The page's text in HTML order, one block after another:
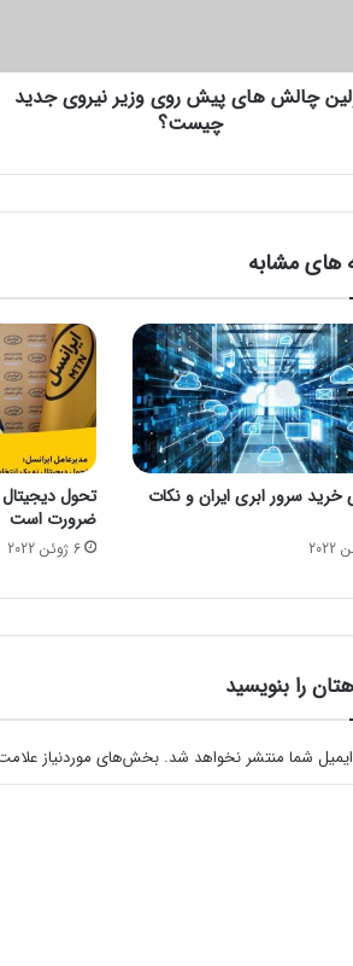
چالش های پیش روی وزیر نیروی جدید
چیست؟
های مشابه
خرید سرور ابری ایران و نکات
تحول
ضرورت است
6 ژوئن 2022
را بنویسید
شما منتشر نخواهد شد. بخش‌های موردنیاز